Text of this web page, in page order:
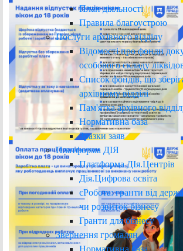
План діяльності
Правила благоустрою
Послуги архівного відділу
Відомості про фонди
особового складу
Список фондів, що
архівному відділі
Пам'ятка архівного
Нормативна база
Зразки заяв
Платформа ДІЯ
Платформа ДІя.Центрів
Дія.Цифрова освіта
єРобота: гранти від
чи розвиток бізнесу
Гранти для бізнесу
Звернення громадян
Нормативна база